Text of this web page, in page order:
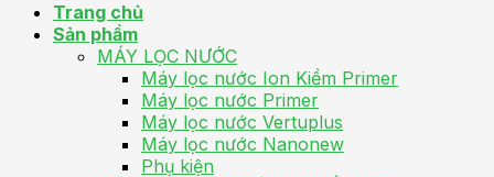
Trang chủ
Sản phẩm
MÁY LỌC NƯỚC
Máy lọc nước Ion Kiềm Primer
Máy lọc nước Primer
Máy lọc nước Vertuplus
Máy lọc nước Nanonew
Phụ kiện